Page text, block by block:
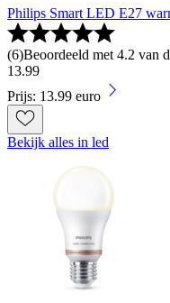
Philips Smart LED E27
(6)Beoordeeld met 4.2 van
13.99
Prijs: 13.99 euro
Bekijk alles in led